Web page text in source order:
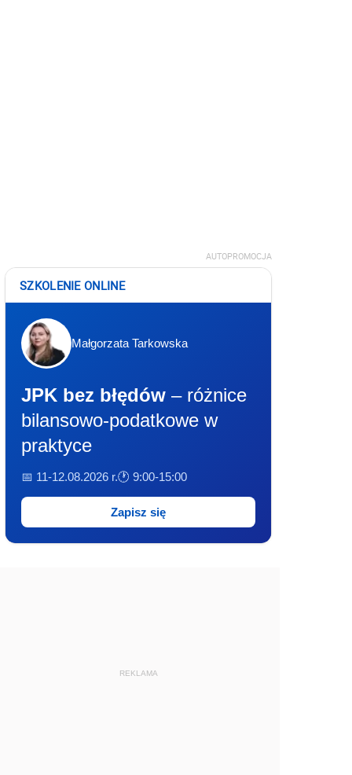
AUTOPROMOCJA
SZKOLENIE ONLINE
Małgorzata Tarkowska
JPK bez błędów – różnice
bilansowo-podatkowe w
praktyce
📅 11-12.08.2026 r.🕐 9:00-15:00
Zapisz się
REKLAMA